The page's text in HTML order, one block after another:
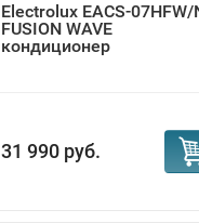
Electrolux EACS-07HFW/
FUSION WAVE
кондиционер
31 990 руб.